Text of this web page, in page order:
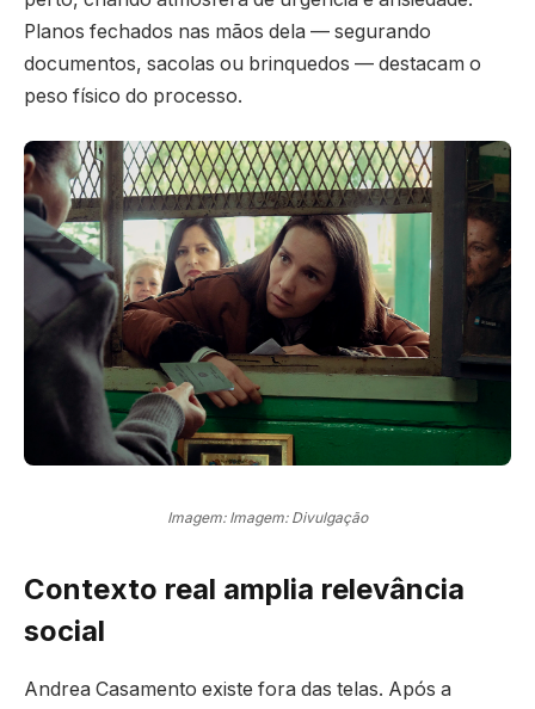
Planos fechados nas mãos dela — segurando
documentos, sacolas ou brinquedos — destacam o
peso físico do processo.
Imagem: Imagem: Divulgação
Contexto real amplia relevância
social
Andrea Casamento existe fora das telas. Após a